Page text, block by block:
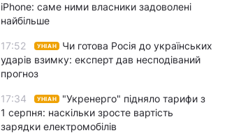
iPhone: саме ними власники задоволені
найбільше
17:52 УНІАН
Чи готова Росія до українських
ударів взимку: експерт дав несподіваний
прогноз
17:34 УНІАН
"Укренерго" підняло тарифи з
1 серпня: наскільки зросте вартість
зарядки електромобілів